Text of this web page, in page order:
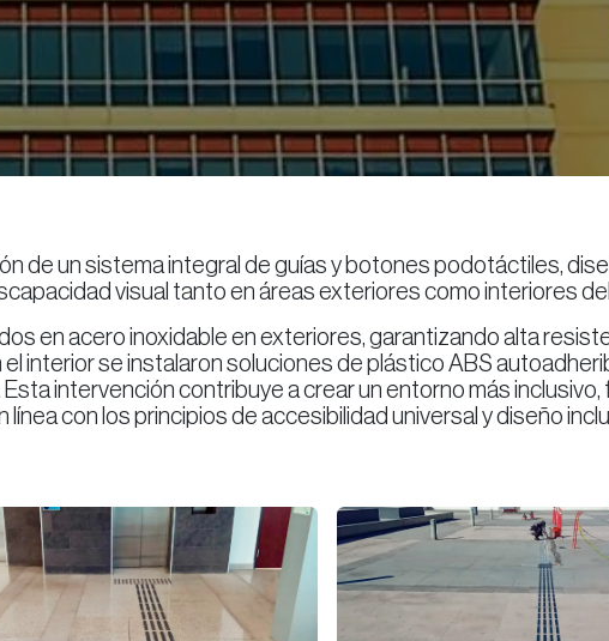
de un sistema integral de guías y botones podotáctiles,
visual tanto en áreas exteriores como interiores
en acero inoxidable en exteriores, garantizando alta
interior se instalaron soluciones de plástico ABS
intervención contribuye a crear un entorno más inclusivo,
con los principios de accesibilidad universal y diseño